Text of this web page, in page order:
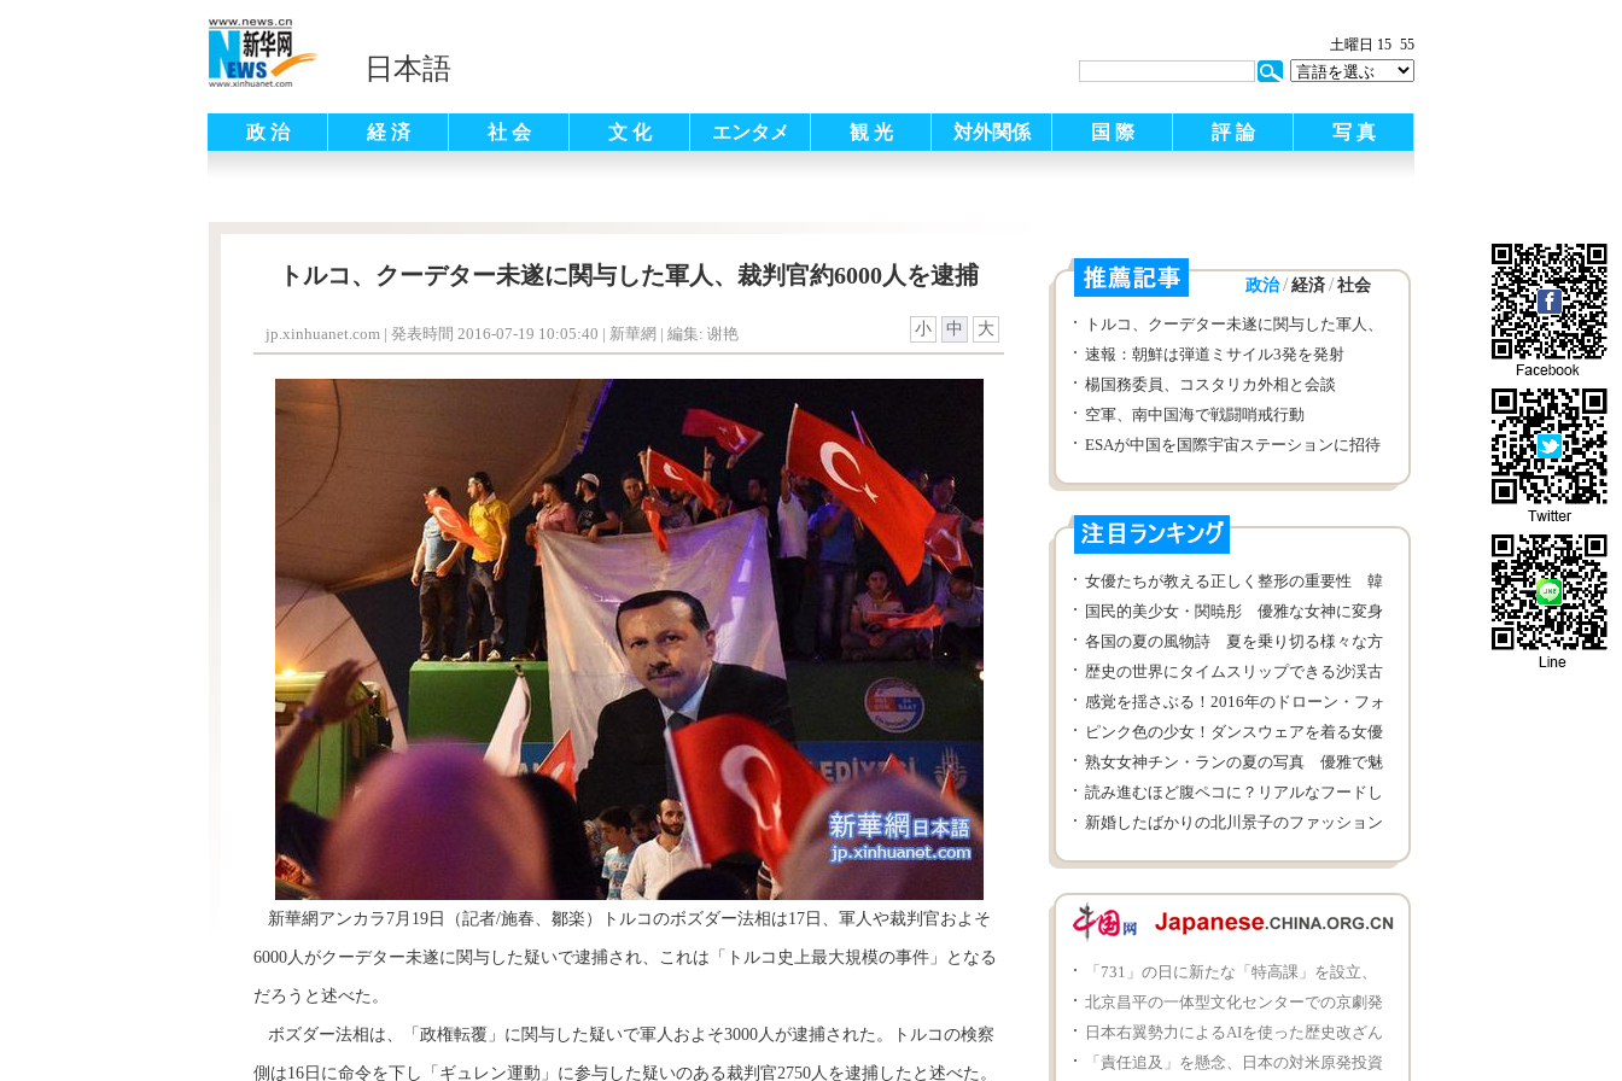
日本語
土曜日 15 55
政 治 経 済 社 会 文 化 エンタメ 観 光 対外関係 国 際 評 論 写 真
トルコ、クーデター未遂に関与した軍人、裁判官約6000人を逮捕
jp.xinhuanet.com | 発表時間 2016-07-19 10:05:40 | 新華網 | 編集: 谢艳 小 中 大
新華網アンカラ7月19日（記者/施春、鄒楽）トルコのボズダー法相は17日、軍人や裁判官およそ
6000人がクーデター未遂に関与した疑いで逮捕され、これは「トルコ史上最大規模の事件」となる
だろうと述べた。
ボズダー法相は、「政権転覆」に関与した疑いで軍人およそ3000人が逮捕された。トルコの検察
側は16日に命令を下し「ギュレン運動」に参与した疑いのある裁判官2750人を逮捕したと述べた。
政治 / 経済 / 社会
トルコ、クーデター未遂に関与した軍人、
裁判官約6000人を逮捕
速報：朝鮮は弾道ミサイル3発を発射
楊国務委員、コスタリカ外相と会談
空軍、南中国海で戦闘哨戒行動
ESAが中国を国際宇宙ステーションに招待
女優たちが教える正しく整形の重要性 韓
国より日本のほうが素晴らしい
国民的美少女・関暁彤 優雅な女神に変身
各国の夏の風物詩 夏を乗り切る様々な方
法
歴史の世界にタイムスリップできる沙渓古
鎮
感覚を揺さぶる！2016年のドローン・フォ
トコンテスト優秀作品
ピンク色の少女！ダンスウェアを着る女優
のリン・ユン
熟女女神チン・ランの夏の写真 優雅で魅
力溢れ
読み進むほど腹ペコに？リアルなフードし
おり登場！
新婚したばかりの北川景子のファッション